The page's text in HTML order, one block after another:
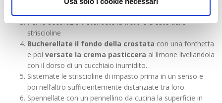
Per le decorazioni stendete la frolla e create delle
striscioline
Bucherellate il fondo della crostata con una forchetta
e poi versate la crema pasticcera al limone livellandola
con il dorso di un cucchiaio inumidito.
Sistemate le striscioline di impasto prima in un senso e
poi nell’altro sufficientemente distanziate tra loro.
Spennellate con un pennellino da cucina la superficie in